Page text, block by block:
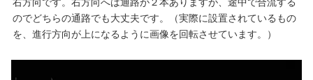
のでどちらの通路でも大丈夫です。（実際に設置されているもの
を、進行方向が上になるように画像を回転させています。）